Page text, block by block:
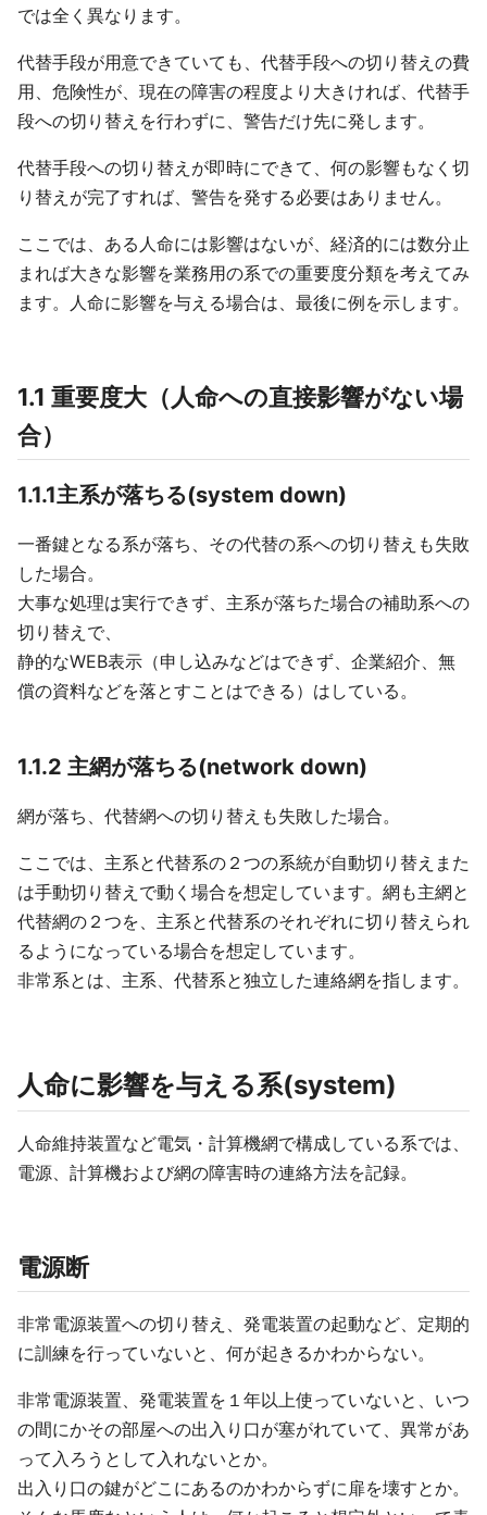
では全く異なります。
代替手段が用意できていても、代替手段への切り替えの費
用、危険性が、現在の障害の程度より大きければ、代替手
段への切り替えを行わずに、警告だけ先に発します。
代替手段への切り替えが即時にできて、何の影響もなく切
り替えが完了すれば、警告を発する必要はありません。
ここでは、ある人命には影響はないが、経済的には数分止
まれば大きな影響を業務用の系での重要度分類を考えてみ
ます。人命に影響を与える場合は、最後に例を示します。
1.1 重要度大（人命への直接影響がない場
合）
1.1.1主系が落ちる(system down)
一番鍵となる系が落ち、その代替の系への切り替えも失敗
した場合。
大事な処理は実行できず、主系が落ちた場合の補助系への
切り替えで、
静的なWEB表示（申し込みなどはできず、企業紹介、無
償の資料などを落とすことはできる）はしている。
1.1.2 主網が落ちる(network down)
網が落ち、代替網への切り替えも失敗した場合。
ここでは、主系と代替系の２つの系統が自動切り替えまた
は手動切り替えで動く場合を想定しています。網も主網と
代替網の２つを、主系と代替系のそれぞれに切り替えられ
るようになっている場合を想定しています。
非常系とは、主系、代替系と独立した連絡網を指します。
人命に影響を与える系(system)
人命維持装置など電気・計算機網で構成している系では、
電源、計算機および網の障害時の連絡方法を記録。
電源断
非常電源装置への切り替え、発電装置の起動など、定期的
に訓練を行っていないと、何が起きるかわからない。
非常電源装置、発電装置を１年以上使っていないと、いつ
の間にかその部屋への出入り口が塞がれていて、異常があ
って入ろうとして入れないとか。
出入り口の鍵がどこにあるのかわからずに扉を壊すとか。